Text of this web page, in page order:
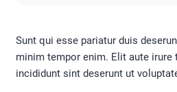
Sunt qui esse pariatur duis
minim tempor enim. Elit aute irure
incididunt sint deserunt ut